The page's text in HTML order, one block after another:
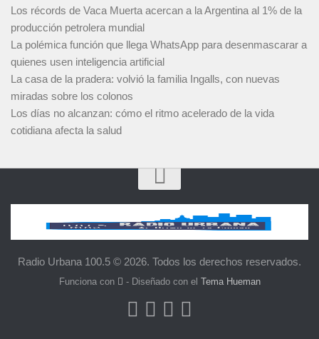
Los récords de Vaca Muerta acercan a la Argentina al 1% de la
producción petrolera mundial
La polémica función que llega WhatsApp para desenmascarar a
quienes usen inteligencia artificial
La casa de la pradera: volvió la familia Ingalls, con nuevas
miradas sobre los colonos
Los días no alcanzan: cómo el ritmo acelerado de la vida
cotidiana afecta la salud
Radio Urbana 100.5 © 2026. Todos los derechos reservados.
Funciona con - Diseñado con el Tema Hueman